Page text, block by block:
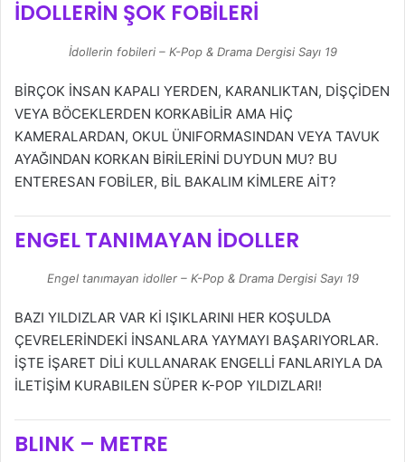
İDOLLERİN ŞOK FOBİLERİ
İdollerin fobileri – K-Pop & Drama Dergisi Sayı 19
BİRÇOK İNSAN KAPALI YERDEN, KARANLIKTAN, DİŞÇİDEN
VEYA BÖCEKLERDEN KORKABİLİR AMA HİÇ
KAMERALARDAN, OKUL ÜNIFORMASINDAN VEYA TAVUK
AYAĞINDAN KORKAN BİRİLERİNİ DUYDUN MU? BU
ENTERESAN FOBİLER, BİL BAKALIM KİMLERE AİT?
ENGEL TANIMAYAN İDOLLER
Engel tanımayan idoller – K-Pop & Drama Dergisi Sayı 19
BAZI YILDIZLAR VAR Kİ IŞIKLARINI HER KOŞULDA
ÇEVRELERİNDEKİ İNSANLARA YAYMAYI BAŞARIYORLAR.
İŞTE İŞARET DİLİ KULLANARAK ENGELLİ FANLARIYLA DA
İLETİŞİM KURABILEN SÜPER K-POP YILDIZLARI!
BLINK – METRE